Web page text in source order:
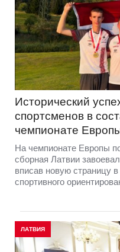
Исторический
спортсменов в
чемпионате
На чемпионате Европы
сборная Латвии
вписав новую страницу
спортивного
ЛАТВИЯ